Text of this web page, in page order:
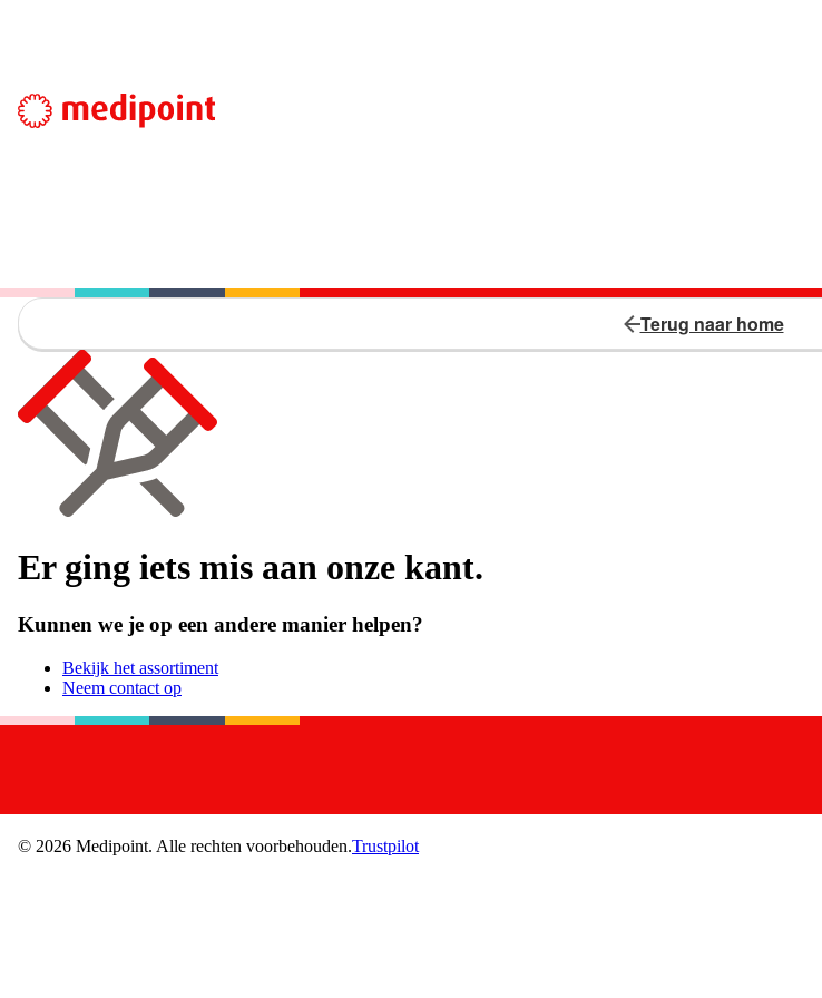
Terug naar home
Er ging iets mis aan onze kant.
Kunnen we je op een andere manier helpen?
Bekijk het assortiment
Neem contact op
© 2026 Medipoint. Alle rechten voorbehouden.Trustpilot